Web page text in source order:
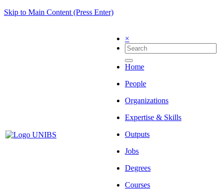
Skip to Main Content (Press Enter)
×
Home
People
Organizations
Expertise & Skills
Outputs
Jobs
Degrees
Courses